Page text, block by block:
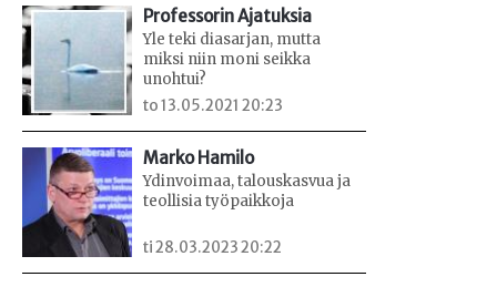
Professorin Ajatuksia
Yle teki diasarjan, mutta
miksi niin moni seikka
unohtui?
to 13.05.2021 20:23
Marko Hamilo
Ydinvoimaa, talouskasvua ja
teollisia työpaikkoja
ti 28.03.2023 20:22